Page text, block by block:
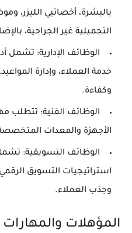
بالبشرة، أخصائيي الليزر،
التجميلية غير الجراحية،
الوظائف الإدارية: تشمل
خدمة العملاء، وإدارة
وكفاءة.
الوظائف الفنية: تتطلب
الأجهزة والمعدات
الوظائف التسويقية: تشمل
استراتيجيات التسويق
وجذب العملاء.
المؤهلات والمهارات